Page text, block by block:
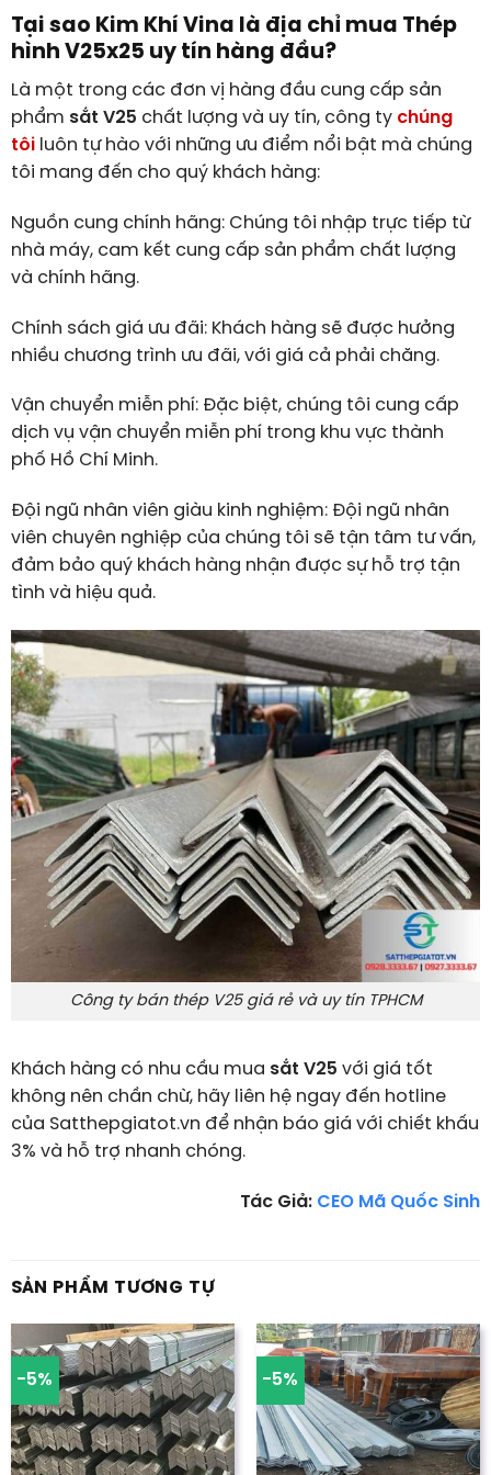
Tại sao Kim Khí Vina là địa chỉ mua Thép
hình V25x25 uy tín hàng đầu?
Là một trong các đơn vị hàng đầu cung cấp sản
phẩm sắt V25 chất lượng và uy tín, công ty chúng
tôiluôn tự hào với những ưu điểm nổi bật mà chúng
tôi mang đến cho quý khách hàng:
Nguồn cung chính hãng: Chúng tôi nhập trực tiếp từ
nhà máy, cam kết cung cấp sản phẩm chất lượng
và chính hãng.
Chính sách giá ưu đãi: Khách hàng sẽ được hưởng
nhiều chương trình ưu đãi, với giá cả phải chăng.
Vận chuyển miễn phí: Đặc biệt, chúng tôi cung cấp
dịch vụ vận chuyển miễn phí trong khu vực thành
phố Hồ Chí Minh.
Đội ngũ nhân viên giàu kinh nghiệm: Đội ngũ nhân
viên chuyên nghiệp của chúng tôi sẽ tận tâm tư vấn,
đảm bảo quý khách hàng nhận được sự hỗ trợ tận
tình và hiệu quả.
Công ty bán thép V25 giá rẻ và uy tín TPHCM
Khách hàng có nhu cầu mua sắt V25 với giá tốt
không nên chần chừ, hãy liên hệ ngay đến hotline
của Satthepgiatot.vn để nhận báo giá với chiết khấu
3% và hỗ trợ nhanh chóng.
Tác Giả: CEO Mã Quốc Sinh
SẢN PHẨM TƯƠNG TỰ
-5% -5%